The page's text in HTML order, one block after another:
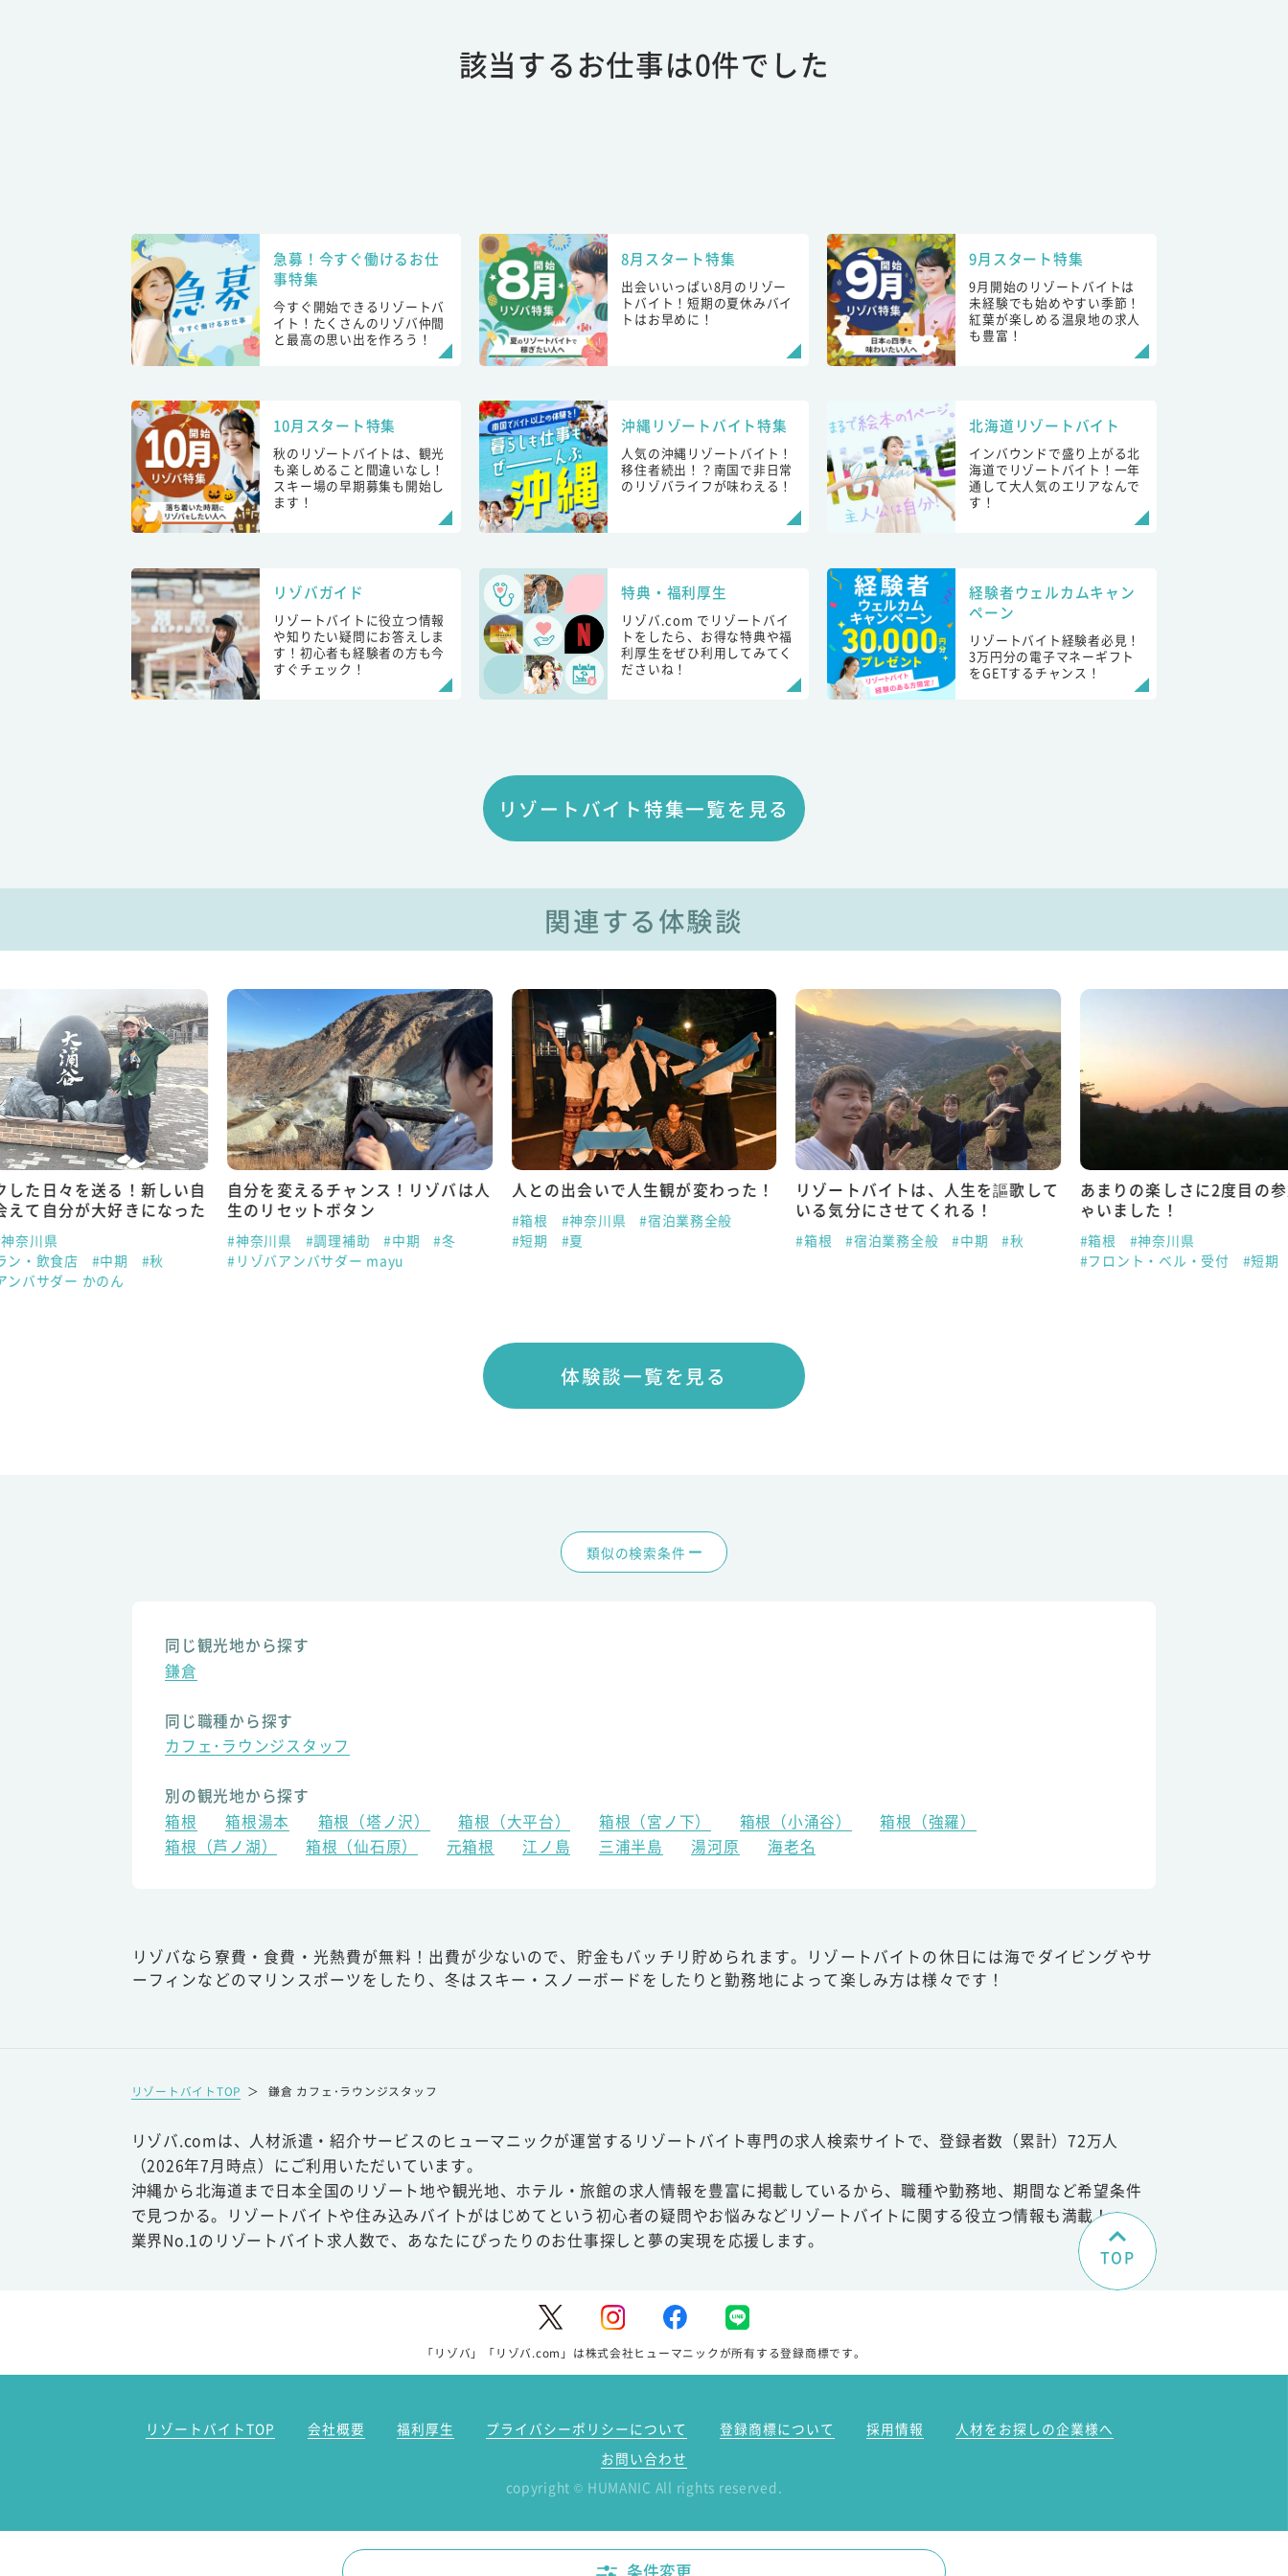
該当するお仕事は0件でした
急募！今すぐ働けるお仕
事特集
今すぐ開始できるリゾートバ
イト！たくさんのリゾバ仲間
と最高の思い出を作ろう！
8月スタート特集
出会いいっぱい8月のリゾー
トバイト！短期の夏休みバイ
トはお早めに！
9月スタート特集
9月開始のリゾートバイトは
未経験でも始めやすい季節！
紅葉が楽しめる温泉地の求人
も豊富！
10月スタート特集
秋のリゾートバイトは、観光
も楽しめること間違いなし！
スキー場の早期募集も開始し
ます！
沖縄リゾートバイト特集
人気の沖縄リゾートバイト！
移住者続出！？南国で非日常
のリゾバライフが味わえる！
北海道リゾートバイト
インバウンドで盛り上がる北
海道でリゾートバイト！一年
通して大人気のエリアなんで
す！
リゾバガイド
リゾートバイトに役立つ情報
や知りたい疑問にお答えしま
す！初心者も経験者の方も今
すぐチェック！
特典・福利厚生
リゾバ.com でリゾートバイ
トをしたら、お得な特典や福
利厚生をぜひ利用してみてく
ださいね！
経験者ウェルカムキャン
ペーン
リゾートバイト経験者必見！
3万円分の電子マネーギフト
をGETするチャンス！
リゾートバイト特集一覧を見る
関連する体験談
した日々を送る！新しい自
えて自分が大好きになった
奈川県
ン・飲食店
#中期
#秋
ンバサダー かのん
自分を変えるチャンス！リゾバは人
生のリセットボタン
#神奈川県 #調理補助 #中期
#冬
#リゾバアンバサダー mayu
人との出会いで人生観が変わった！
#箱根 #神奈川県
#宿泊業務全般
#短期
#夏
リゾートバイトは、人生を謳歌して
いる気分にさせてくれる！
#箱根 #宿泊業務全般 #中期 #秋
あまりの楽しさに2度目の
ゃいました！
#箱根
#神奈川県
#フロント・ベル・受付
#短期
体験談一覧を見る
類似の検索条件
同じ観光地から探す
鎌倉
同じ職種から探す
カフェ･ラウンジスタッフ
別の観光地から探す
箱根
箱根湯本 箱根（塔ノ沢） 箱根（大平台） 箱根（宮ノ下） 箱根（小涌谷）
箱根（強羅）
箱根（芦ノ湖）
箱根（仙石原） 元箱根 江ノ島 三浦半島 湯河原 海老名
リゾバなら寮費・食費・光熱費が無料！出費が少ないので、貯金もバッチリ貯められます。リゾートバイトの休日には海でダイビングやサ
ーフィンなどのマリンスポーツをしたり、冬はスキー・スノーボードをしたりと勤務地によって楽しみ方は様々です！
リゾートバイトTOP ＞ 鎌倉 カフェ･ラウンジスタッフ
リゾバ.comは、人材派遣・紹介サービスのヒューマニックが運営するリゾートバイト専門の求人検索サイトで、登録者数（累計）72万人
（2026年7月時点）にご利用いただいています。
沖縄から北海道まで日本全国のリゾート地や観光地、ホテル・旅館の求人情報を豊富に掲載しているから、職種や勤務地、期間など希望条件
で見つかる。リゾートバイトや住み込みバイトがはじめてという初心者の疑問やお悩みなどリゾートバイトに関する役立つ情報も満載！
業界No.1のリゾートバイト求人数で、あなたにぴったりのお仕事探しと夢の実現を応援します。
TOP
「リゾバ」「リゾバ.com」は株式会社ヒューマニックが所有する登録商標です。
リゾートバイトTOP 会社概要 福利厚生 プライバシーポリシーについて 登録商標について 採用情報
人材をお探しの企業様へ
お問い合わせ
copyright © HUMANIC All rights reserved.
条件変更